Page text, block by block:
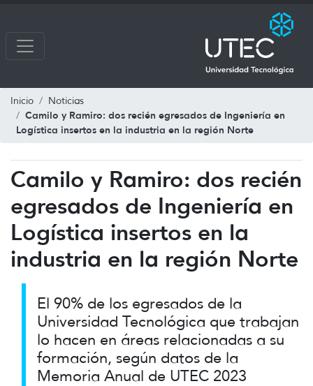
Inicio Noticias
Camilo y Ramiro: dos recién egresados de Ingeniería en
Logística insertos en la industria en la región Norte
Camilo y Ramiro: dos recién
egresados de Ingeniería en
Logística insertos en la
industria en la región Norte
El 90% de los egresados de la
Universidad Tecnológica que trabajan
lo hacen en áreas relacionadas a su
formación, según datos de la
Memoria Anual de UTEC 2023